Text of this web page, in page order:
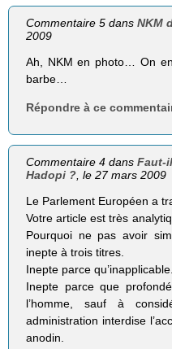
Commentaire 5 dansNKM
2009
Ah, NKM en photo… On
barbe…
Répondre à ce
Commentaire 4 dansFaut-
Hadopi ? , le 27 mars 2009
Le Parlement Européen a
Votre article est très
Pourquoi ne pas avoir
inepte à trois titres.
Inepte parce qu’inapplicable.
Inepte parce que
l’homme, sauf à
administration interdise
anodin.